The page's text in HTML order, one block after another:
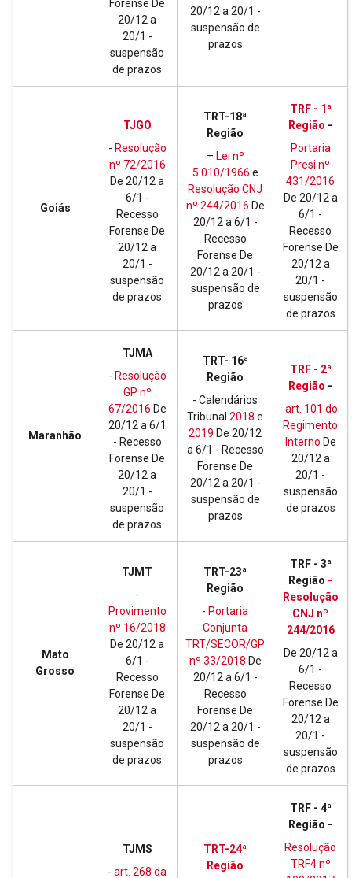
Forense De
20/12 a
20/1 -
suspensão
de prazos
20/12 a 20/1 -
suspensão de
prazos
Goiás
TJGO
- Resolução
nº 72/2016
De 20/12 a
6/1 -
Recesso
Forense De
20/12 a
20/1 -
suspensão
de prazos
TRT-18ª
Região
– Lei nº
5.010/1966 e
Resolução CNJ
nº 244/2016 De
20/12 a 6/1 -
Recesso
Forense De
20/12 a 20/1 -
suspensão de
prazos
TRF - 1ª
Região -
Portaria
Presi nº
431/2016
De 20/12 a
6/1 -
Recesso
Forense De
20/12 a
20/1 -
suspensão
de prazos
Maranhão
TJMA
- Resolução
GP nº
67/2016 De
20/12 a 6/1
- Recesso
Forense De
20/12 a
20/1 -
suspensão
de prazos
TRT- 16ª
Região
- Calendários
Tribunal 2018 e
2019 De 20/12
a 6/1 - Recesso
Forense De
20/12 a 20/1 -
suspensão de
prazos
TRF - 2ª
Região -
art. 101 do
Regimento
Interno De
20/12 a
20/1 -
suspensão
de prazos
Mato
Grosso
TJMT
-
Provimento
nº 16/2018
De 20/12 a
6/1 -
Recesso
Forense De
20/12 a
20/1 -
suspensão
de prazos
TRT-23ª
Região
- Portaria
Conjunta
TRT/SECOR/GP
nº 33/2018 De
20/12 a 6/1 -
Recesso
Forense De
20/12 a 20/1 -
suspensão de
prazos
TRF - 3ª
Região -
Resolução
CNJ nº
244/2016
De 20/12 a
6/1 -
Recesso
Forense De
20/12 a
20/1 -
suspensão
de prazos
TJMS
- art. 268 da
TRT-24ª
Região
TRF - 4ª
Região -
Resolução
TRF4 nº